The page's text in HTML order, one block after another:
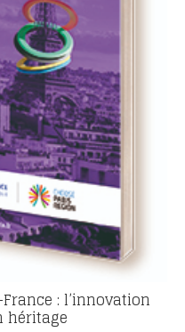
: l’innovation
héritage